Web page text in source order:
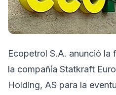
Ecopetrol S.A. anunció la
la compañía Statkraft
Holding, AS para la